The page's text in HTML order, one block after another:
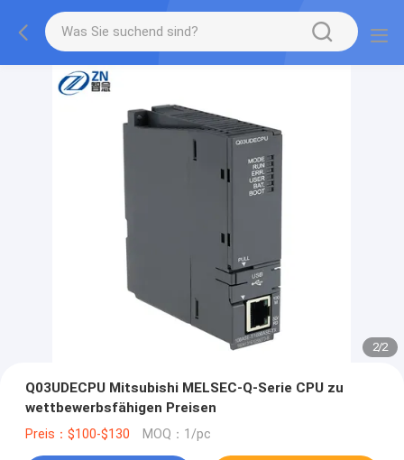
2/2
Q03UDECPU Mitsubishi MELSEC-Q-Serie CPU zu
wettbewerbsfähigen Preisen
Preis：$100-$130 MOQ：1/pc